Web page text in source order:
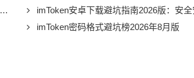
imToken安卓下载避坑指南2026版：安全安
imToken密码格式避坑榜2026年8月版